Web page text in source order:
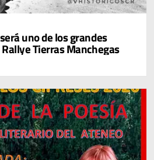
uno de los grandes
Tierras Manchegas